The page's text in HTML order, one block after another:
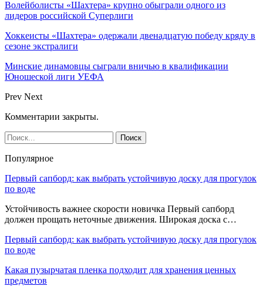
Волейболисты «Шахтера» крупно обыграли одного из
лидеров российской Суперлиги
Хоккеисты «Шахтера» одержали двенадцатую победу кряду в
сезоне экстралиги
Минские динамовцы сыграли вничью в квалификации
Юношеской лиги УЕФА
Prev Next
Комментарии закрыты.
Популярное
Первый сапборд: как выбрать устойчивую доску для прогулок
по воде
Устойчивость важнее скорости новичка Первый сапборд
должен прощать неточные движения. Широкая доска с…
Первый сапборд: как выбрать устойчивую доску для прогулок
по воде
Какая пузырчатая пленка подходит для хранения ценных
предметов